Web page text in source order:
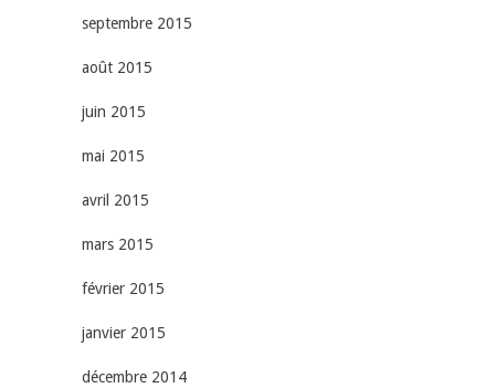
septembre 2015
août 2015
juin 2015
mai 2015
avril 2015
mars 2015
février 2015
janvier 2015
décembre 2014